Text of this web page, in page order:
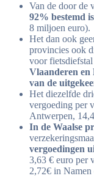
Van de door de
92% bestemd
8 miljoen euro).
Het dan ook
provincies ook
voor
Vlaanderen en
van de
Het diezelfde
vergoeding per
Antwerpen,
In de Waalse
vergoedingen
3,63 € euro per
2,72€ in